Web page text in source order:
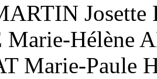
Hélène
Marie-Paule